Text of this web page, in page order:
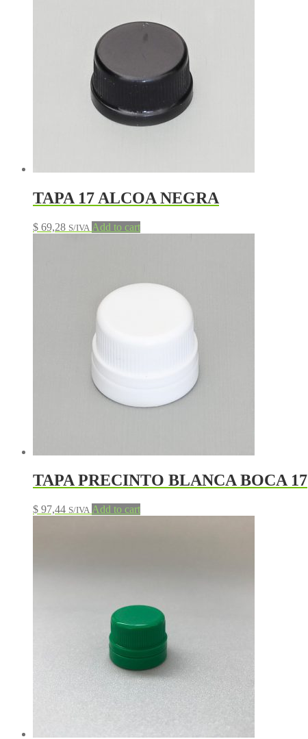
TAPA 17 ALCOA NEGRA
$ 69,28 S/IVA Add to cart
TAPA PRECINTO BLANCA BOCA 17
$ 97,44 S/IVA Add to cart